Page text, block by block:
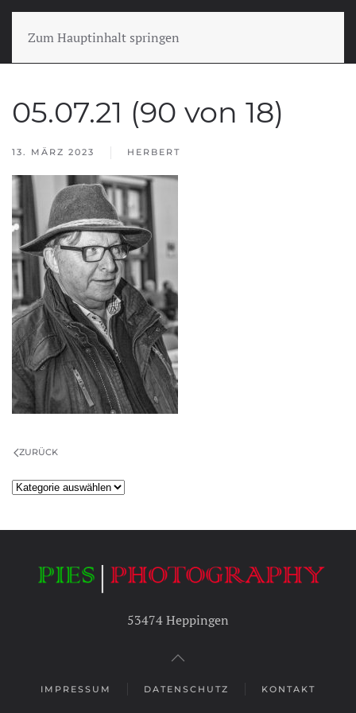
Zum Hauptinhalt springen
05.07.21 (90 von 18)
13. MÄRZ 2023 HERBERT
ZURÜCK
Kategorien
53474 Heppingen
IMPRESSUM DATENSCHUTZ KONTAKT